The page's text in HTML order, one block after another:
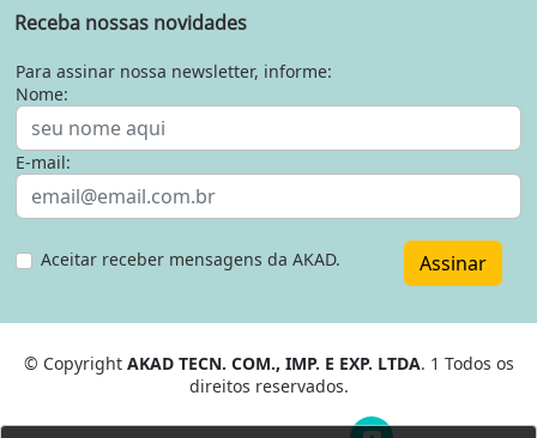
Receba nossas novidades
Para assinar nossa newsletter, informe:
Nome:
E-mail:
Aceitar receber mensagens da AKAD. Assinar
© Copyright AKAD TECN. COM., IMP. E EXP. LTDA. 1 Todos os
direitos reservados.